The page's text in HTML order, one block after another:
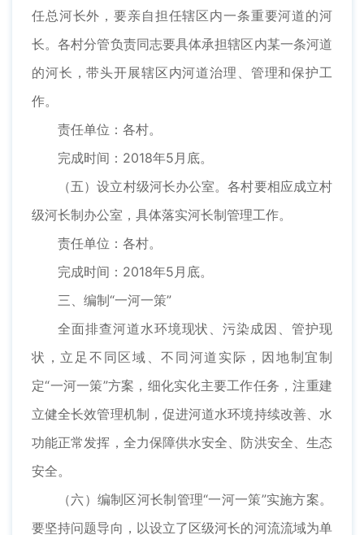
任总河长外，要亲自担任辖区内一条重要河道的河
长。各村分管负责同志要具体承担辖区内某一条河道
的河长，带头开展辖区内河道治理、管理和保护工
作。
责任单位：各村。
完成时间：2018年5月底。
（五）设立村级河长办公室。各村要相应成立村
级河长制办公室，具体落实河长制管理工作。
责任单位：各村。
完成时间：2018年5月底。
三、编制“一河一策”
全面排查河道水环境现状、污染成因、管护现
状，立足不同区域、不同河道实际，因地制宜制
定“一河一策”方案，细化实化主要工作任务，注重建
立健全长效管理机制，促进河道水环境持续改善、水
功能正常发挥，全力保障供水安全、防洪安全、生态
安全。
（六）编制区河长制管理“一河一策”实施方案。
要坚持问题导向，以设立了区级河长的河流流域为单